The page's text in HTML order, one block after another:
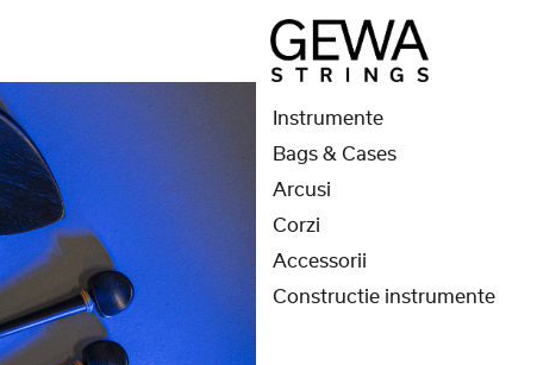
Instrumente
Bags & Cases
Arcusi
Corzi
Accessorii
Constructie instrumente